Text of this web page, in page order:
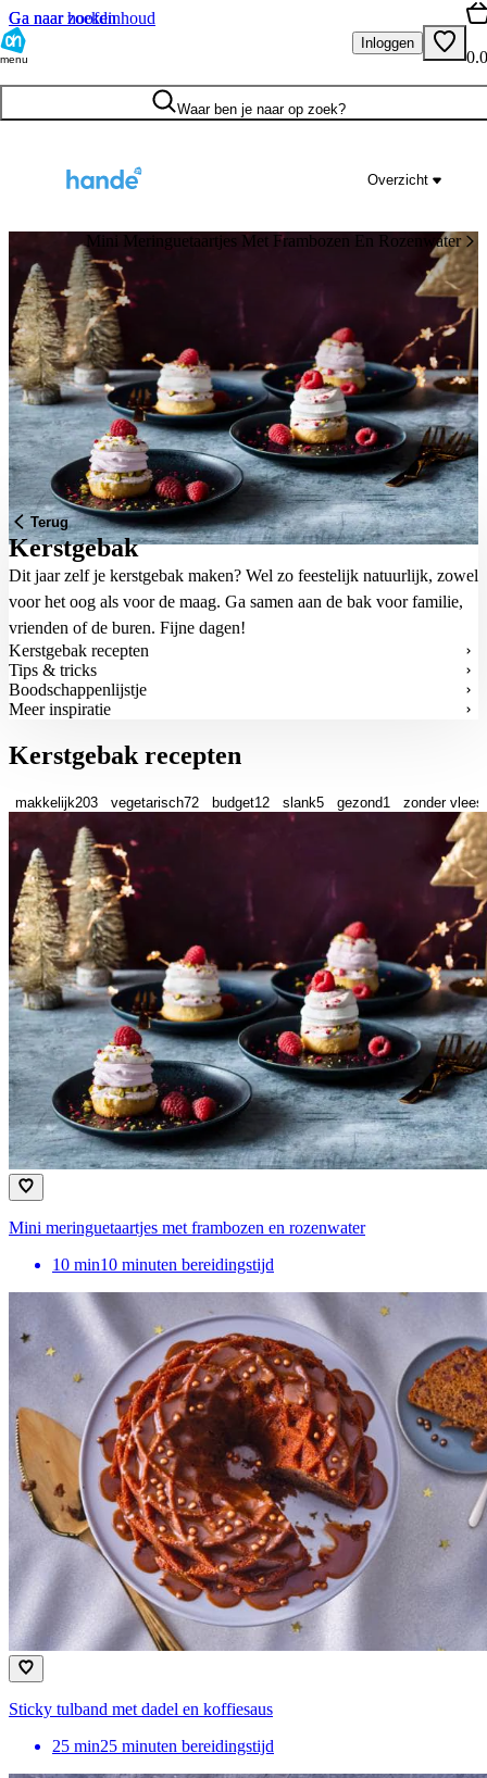
Ga naar hoofdinhoud
Ga naar zoeken
menu
Inloggen
Waar ben je naar op zoek?
Overzicht
Mini Meringuetaartjes Met Frambozen En Rozenwater
Terug
Kerstgebak
Dit jaar zelf je kerstgebak maken? Wel zo feestelijk natuurlijk, zowel
voor het oog als voor de maag. Ga samen aan de bak voor familie,
vrienden of de buren. Fijne dagen!
Kerstgebak recepten
Tips & tricks
Boodschappenlijstje
Meer inspiratie
Kerstgebak recepten
makkelijk203 vegetarisch72 budget12 slank5 gezond1 zonder
Mini meringuetaartjes met frambozen en rozenwater
10 min10 minuten bereidingstijd
Sticky tulband met dadel en koffiesaus
25 min25 minuten bereidingstijd